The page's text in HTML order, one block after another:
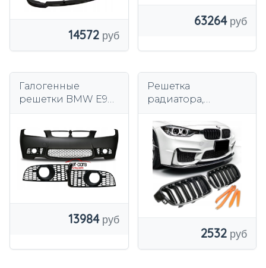
14572
63264
Галогенные
решетки BMW E90
13984
Решетка
радиатора,
радиатора, черный
глянцевый, BMW
F30 F31
2532